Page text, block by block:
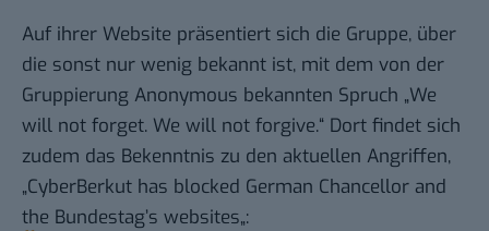
Auf ihrer Website präsentiert sich die Gruppe, über
die sonst nur wenig bekannt ist, mit dem von der
Gruppierung Anonymous bekannten Spruch „We
will not forget. We will not forgive.“ Dort findet sich
zudem das Bekenntnis zu den aktuellen Angriffen,
„CyberBerkut has blocked German Chancellor and
the Bundestag’s websites„: